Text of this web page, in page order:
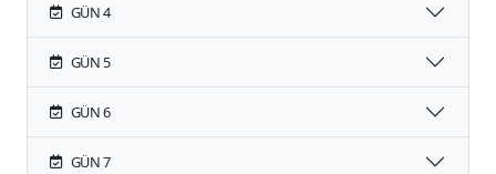
GÜN 4
GÜN 5
GÜN 6
GÜN 7